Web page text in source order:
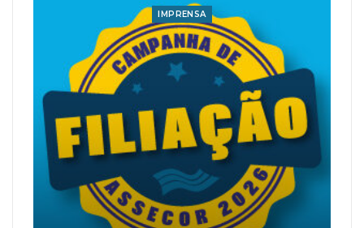
IMPRENSA